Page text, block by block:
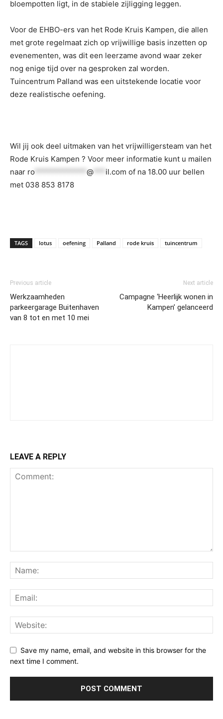
bloempotten ligt, in de stabiele zijligging leggen.
Voor de EHBO-ers van het Rode Kruis Kampen, die allen
met grote regelmaat zich op vrijwillige basis inzetten op
evenementen, was dit een leerzame avond waar zeker
nog enige tijd over na gesproken zal worden.
Tuincentrum Palland was een uitstekende locatie voor
deze realistische oefening.
Wil jij ook deel uitmaken van het vrijwilligersteam van het
Rode Kruis Kampen ? Voor meer informatie kunt u mailen
naar ro @ il.com of na 18.00 uur bellen
met 038 853 8178
TAGS lotus oefening Palland rode kruis tuincentrum
Previous article
Werkzaamheden
parkeergarage Buitenhaven
van 8 tot en met 10 mei
Next article
Campagne ‘Heerlijk wonen in
Kampen’ gelanceerd
LEAVE A REPLY
Save my name, email, and website in this browser for the
next time I comment.